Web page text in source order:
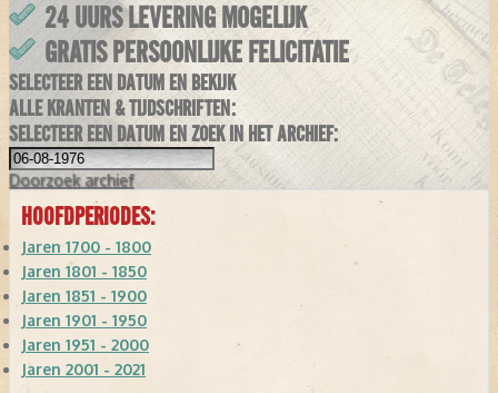
24 UURS LEVERING MOGELIJK
GRATIS PERSOONLIJKE FELICITATIE
SELECTEER EEN DATUM EN BEKIJK
ALLE KRANTEN & TIJDSCHRIFTEN:
SELECTEER EEN DATUM EN ZOEK IN HET ARCHIEF:
Doorzoek archief
HOOFDPERIODES:
Jaren 1700 - 1800
Jaren 1801 - 1850
Jaren 1851 - 1900
Jaren 1901 - 1950
Jaren 1951 - 2000
Jaren 2001 - 2021